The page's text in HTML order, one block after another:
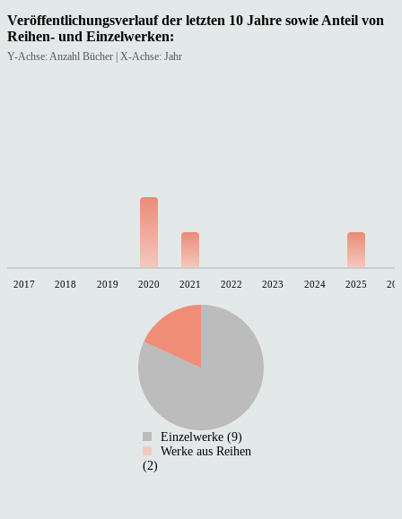
Veröffentlichungsverlauf der letzten 10 Jahre sowie Anteil von
Reihen- und Einzelwerken:
Y-Achse: Anzahl Bücher | X-Achse: Jahr
2017 2018 2019 2020 2021 2022 2023 2024 2025
Einzelwerke (9)
Werke aus Reihen
(2)